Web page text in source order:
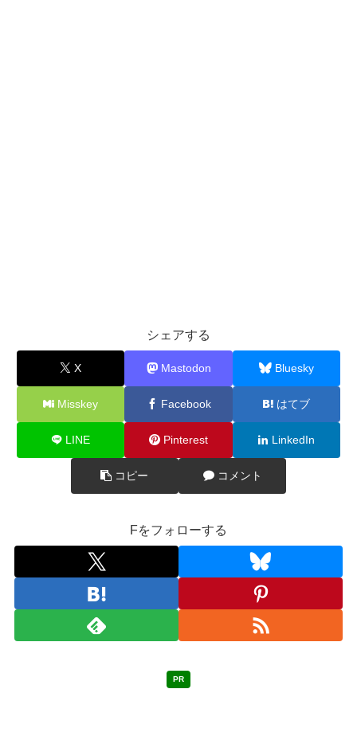
シェアする
X Mastodon Bluesky
Misskey Facebook はてブ
LINE Pinterest LinkedIn
コピー コメント
Fをフォローする
PR